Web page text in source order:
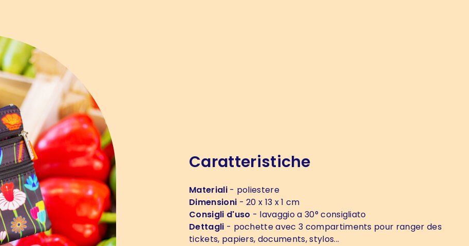
Caratteristiche
Materiali- poliestere
Dimensioni - 20 x 13 x 1 cm
Consigli d'uso - lavaggio a 30° consigliato
Dettagli - pochette avec 3 compartiments pour ranger des
tickets, papiers, documents, stylos...